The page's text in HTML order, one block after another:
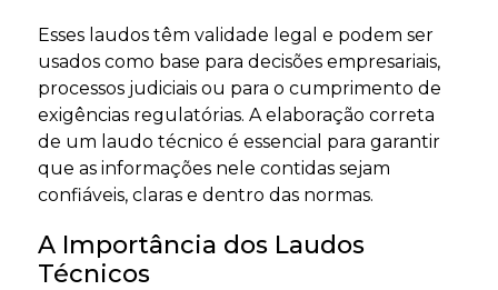
Esses laudos têm validade legal e podem ser
usados como base para decisões empresariais,
processos judiciais ou para o cumprimento de
exigências regulatórias. A elaboração correta
de um laudo técnico é essencial para garantir
que as informações nele contidas sejam
confiáveis, claras e dentro das normas.
A Importância dos Laudos
Técnicos